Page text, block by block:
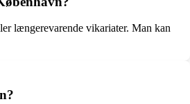
længerevarende vikariater. Man kan